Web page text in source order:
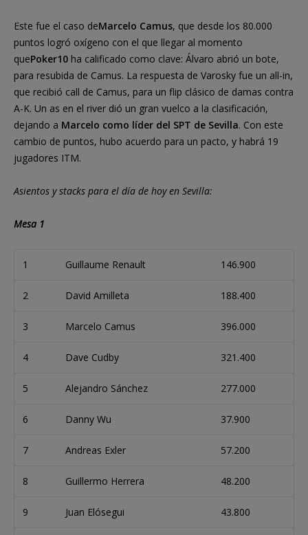
Este fue el caso deMarcelo Camus, que desde los 80.000
puntos logró oxígeno con el que llegar al momento
quePoker10 ha calificado como clave: Álvaro abrió un bote,
para resubida de Camus. La respuesta de Varosky fue un all-in,
que recibió call de Camus, para un flip clásico de damas contra
A-K. Un as en el river dió un gran vuelco a la clasificación,
dejando a Marcelo como líder del SPT de Sevilla. Con este
cambio de puntos, hubo acuerdo para un pacto, y habrá 19
jugadores ITM.
Asientos y stacks para el día de hoy en Sevilla:
Mesa 1
1 Guillaume Renault 146.900
2 David Amilleta 188.400
3 Marcelo Camus 396.000
4 Dave Cudby 321.400
5 Alejandro Sánchez 277.000
6 Danny Wu 37.900
7 Andreas Exler 57.200
8 Guillermo Herrera 48.200
9 Juan Elósegui 43.800